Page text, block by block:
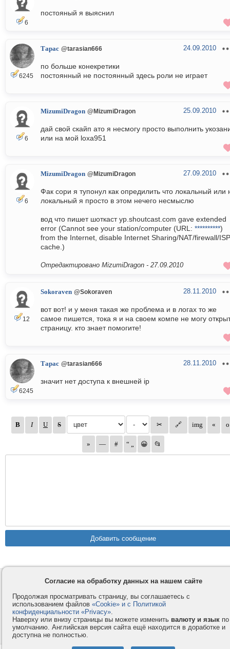
6
постояный я выяснил
6245
Тарас @tarasian666 24.09.2010
по больше конекретики
постоянный не постоянный здесь роли не играет
6
MizumiDragon @MizumiDragon 25.09.2010
дай свой скайп ато я несмогу просто выполнить
или на мой loxa951
6
MizumiDragon @MizumiDragon 27.09.2010
Фак сори я тупонул как опредилить что локальный или
локальный я просто в этом нечего несмыслю
вод что пишет шоткаст yp.shoutcast.com gave extended
error (Cannot see your station/computer (URL: **********)
from the Internet, disable Internet Sharing/NAT/firewall/ISP
cache.)
Отредактировано MizumiDragon - 27.09.2010
12
Sokoraven @Sokoraven 28.11.2010
вот вот! и у меня такая же проблема и в логах то же
самое пишется, тока я и на своем компе не могу
страницу. кто знает помогите!
6245
Тарас @tarasian666 28.11.2010
значит нет доступа к внешней ip
Контакты
Privacy и Cookie
Услуги
Как оплатить
Помощь
Форумы
© 2008-2026VMESTE.EU - Все права защищены.
Согласие на обработку данных на нашем сайте
Продолжая просматривать страницу, вы соглашаетесь с
использованием файлов «Cookie» и с Политикой
конфиденциальности «Privacy».
Наверху или внизу страницы вы можете изменить валюту и язык по
умолчанию. Английская версия сайта ещё находится в доработке и
доступна не полностью.